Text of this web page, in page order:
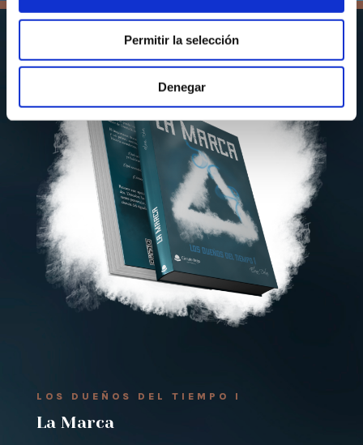
Permitir la selección
Denegar
LOS DUEÑOS DEL TIEMPO I
La Marca